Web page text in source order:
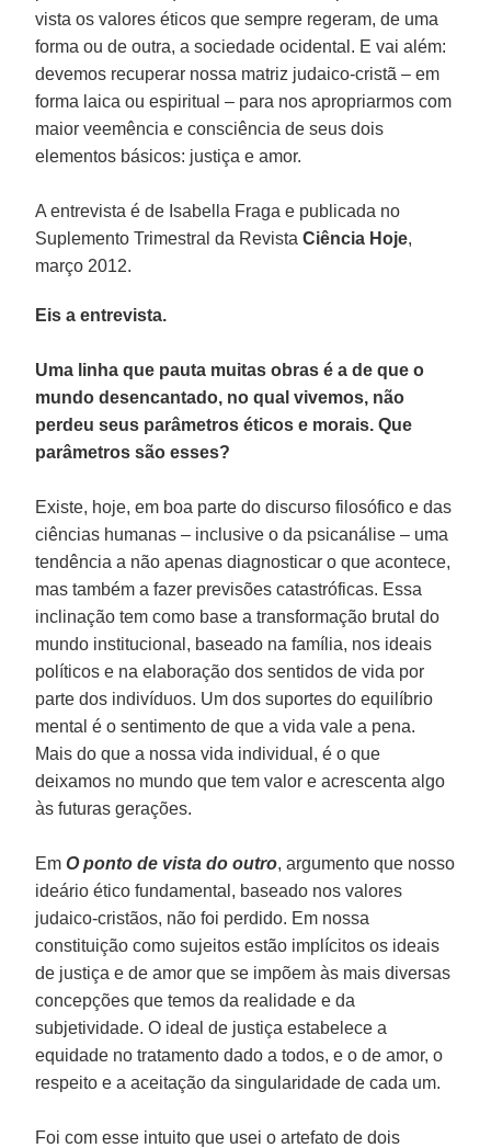
vista os valores éticos que sempre regeram, de uma
forma ou de outra, a sociedade ocidental. E vai além:
devemos recuperar nossa matriz judaico-cristã – em
forma laica ou espiritual – para nos apropriarmos com
maior veemência e consciência de seus dois
elementos básicos: justiça e amor.
A entrevista é de Isabella Fraga e publicada no
Suplemento Trimestral da RevistaCiência Hoje,
março 2012.
Eis a entrevista.
Uma linha que pauta muitas obras é a de que o
mundo desencantado, no qual vivemos, não
perdeu seus parâmetros éticos e morais. Que
parâmetros são esses?
Existe, hoje, em boa parte do discurso filosófico e das
ciências humanas – inclusive o da psicanálise – uma
tendência a não apenas diagnosticar o que acontece,
mas também a fazer previsões catastróficas. Essa
inclinação tem como base a transformação brutal do
mundo institucional, baseado na família, nos ideais
políticos e na elaboração dos sentidos de vida por
parte dos indivíduos. Um dos suportes do equilíbrio
mental é o sentimento de que a vida vale a pena.
Mais do que a nossa vida individual, é o que
deixamos no mundo que tem valor e acrescenta algo
às futuras gerações.
EmO ponto de vista do outro, argumento que nosso
ideário ético fundamental, baseado nos valores
judaico-cristãos, não foi perdido. Em nossa
constituição como sujeitos estão implícitos os ideais
de justiça e de amor que se impõem às mais diversas
concepções que temos da realidade e da
subjetividade. O ideal de justiça estabelece a
equidade no tratamento dado a todos, e o de amor, o
respeito e a aceitação da singularidade de cada um.
Foi com esse intuito que usei o artefato de dois